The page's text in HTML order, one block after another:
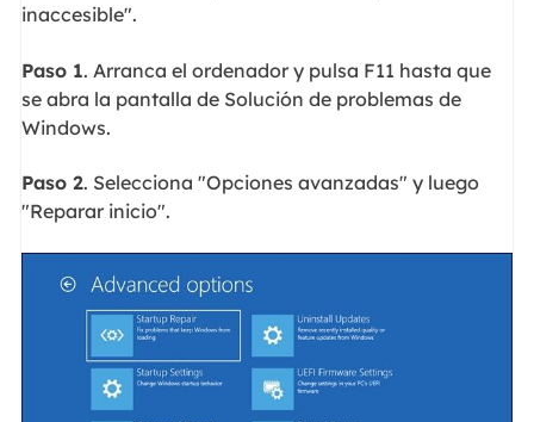
inaccesible".
Paso 1. Arranca el ordenador y pulsa F11 hasta que
se abra la pantalla de Solución de problemas de
Windows.
Paso 2. Selecciona "Opciones avanzadas" y luego
"Reparar inicio".